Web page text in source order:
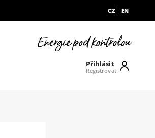
CZ EN
Přihlásit
Registrovat